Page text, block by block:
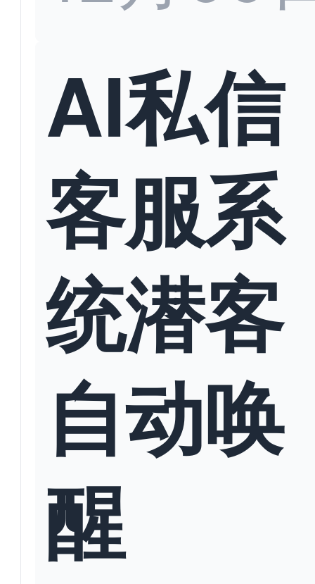
AI私信
客服系
统潜客
自动唤
醒